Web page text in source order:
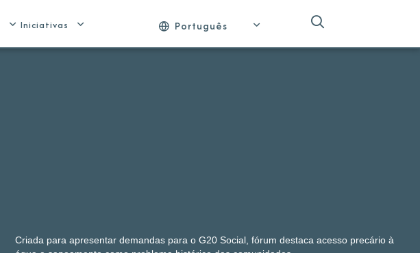
Iniciativas Português
Criada para apresentar demandas para o G20 Social, fórum destaca acesso precário à